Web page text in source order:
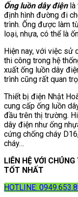
Ống luồn dây điệnlà
định hình đường đi
trình. Ống được làm
loại, nhựa, có thể là
Hiện nay, với việc sử
thi công trong hệ
xuất ống luồn dây
trình cũng rất quan
Thiết bị điện Nhật
cung cấp ống luồn
đầu trên thị trường.
dây điện như ống
cứng chống cháy
cháy…
LIÊN HỆ VỚI
TỐT NHẤT
HOTLINE: